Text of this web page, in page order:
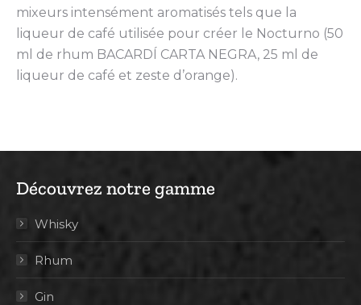
mixeurs intensément aromatisés tels que la
liqueur de café utilisée pour créer le Nocturno (50
ml de rhum BACARDÍ CARTA NEGRA, 25 ml de
liqueur de café et zeste d’orange).
Découvrez notre gamme
Whisky
Rhum
Gin